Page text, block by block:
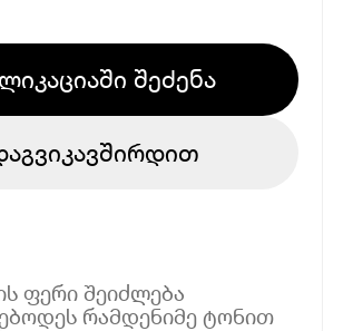
შეძენა
ფერი შეიძლება
რამდენიმე ტონით